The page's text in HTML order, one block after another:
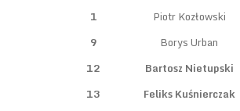
1
Piotr Kozłowski
9
Borys Urban
12
Bartosz Nietupski
13
Feliks Kuśnierczak